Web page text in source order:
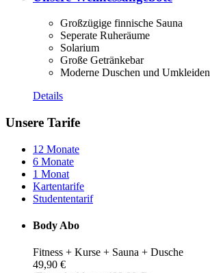
Großzügige finnische Sauna
Seperate Ruheräume
Solarium
Große Getränkebar
Moderne Duschen und Umkleiden
Details
Unsere Tarife
12 Monate
6 Monate
1 Monat
Kartentarife
Studententarif
Body Abo
Fitness + Kurse + Sauna + Dusche
49,90 €